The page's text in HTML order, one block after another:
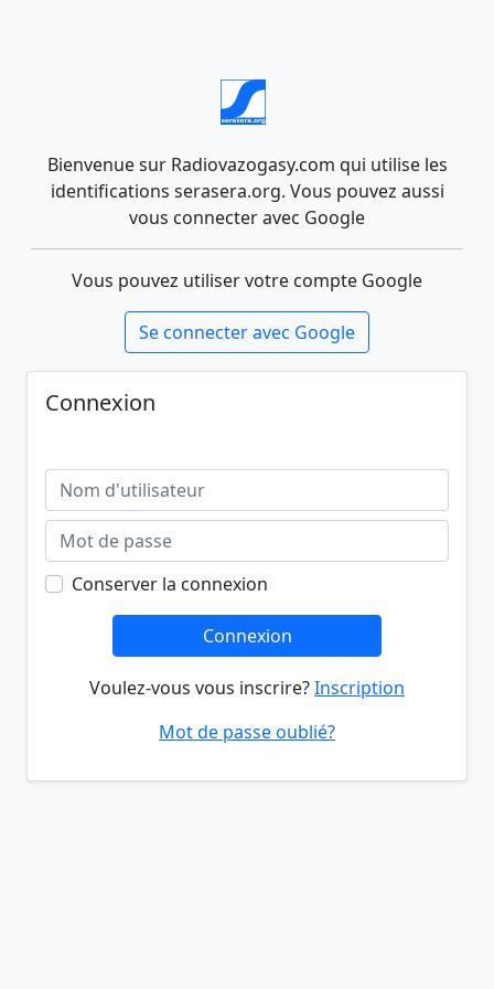
Bienvenue sur Radiovazogasy.com qui utilise les
identifications serasera.org. Vous pouvez aussi
vous connecter avec Google
Vous pouvez utiliser votre compte Google
Se connecter avec Google
Connexion
Conserver la connexion
Connexion
Voulez-vous vous inscrire?Inscription
Mot de passe oublié?